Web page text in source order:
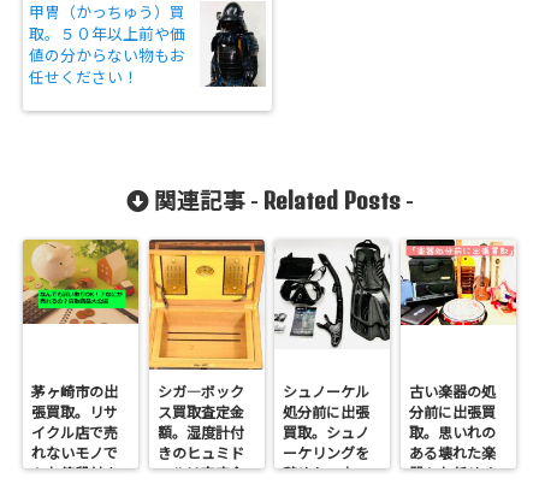
甲冑（かっちゅう）買
取。５０年以上前や価
値の分からない物もお
任せください！
関連記事 - Related Posts-
茅ヶ崎市の出
張買取。リサ
イクル店で売
れないモノで
もお値段付き
シガ―ボック
ス買取査定金
額。湿度計付
きのヒュミド
ールは査定金
シュノーケル
処分前に出張
買取。シュノ
ーケリングを
辞めたい方
古い楽器の処
分前に出張買
取。思いれの
ある壊れた楽
器もお任せく